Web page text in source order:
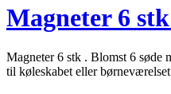
Magneter 6
Magneter 6 stk . Blomst 6 søde
til køleskabet eller